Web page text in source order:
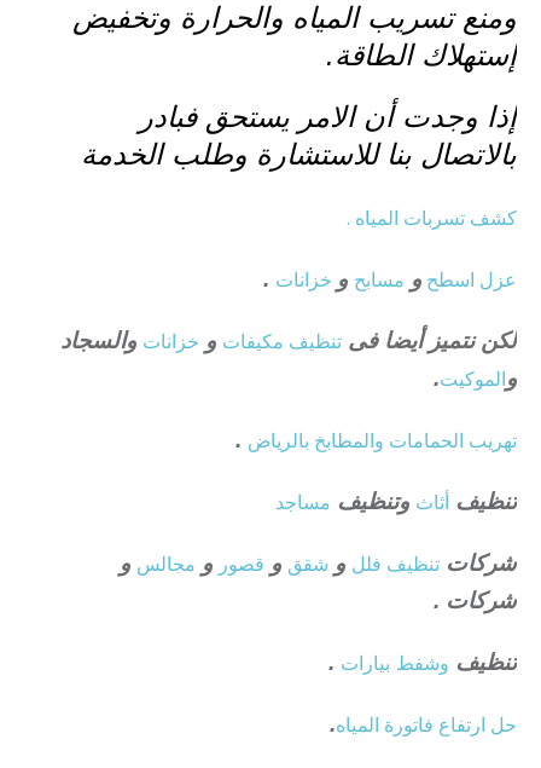
ومنع تسريب المياه والحرارة وتخفيض
إستهلاك الطاقة.
إذا وجدت أن الامر يستحق فبادر
بالاتصال بنا للاستشارة وطلب الخدمة
كشف تسربات المياه .
عزل اسطح و مسابح و خزانات .
لكن نتميز أيضا فى تنظيف مكيفات و خزانات والسجاد
والموكيت.
تهريب الحمامات والمطابخ بالرياض .
تنظيف أثاث وتنظيف مساجد
شركات تنظيف فلل و شقق و قصور و مجالس و
شركات .
تنظيف وشفط بيارات .
حل ارتفاع فاتورة المياه.